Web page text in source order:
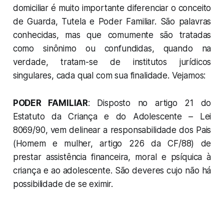
domiciliar é muito importante diferenciar o conceito
de Guarda, Tutela e Poder Familiar. São palavras
conhecidas, mas que comumente são tratadas
como sinônimo ou confundidas, quando na
verdade, tratam-se de institutos jurídicos
singulares, cada qual com sua finalidade. Vejamos:
PODER FAMILIAR: Disposto no artigo 21 do
Estatuto da Criança e do Adolescente – Lei
8069/90, vem delinear a responsabilidade dos Pais
(Homem e mulher, artigo 226 da CF/88) de
prestar assistência financeira, moral e psíquica à
criança e ao adolescente. São deveres cujo não há
possibilidade de se eximir.